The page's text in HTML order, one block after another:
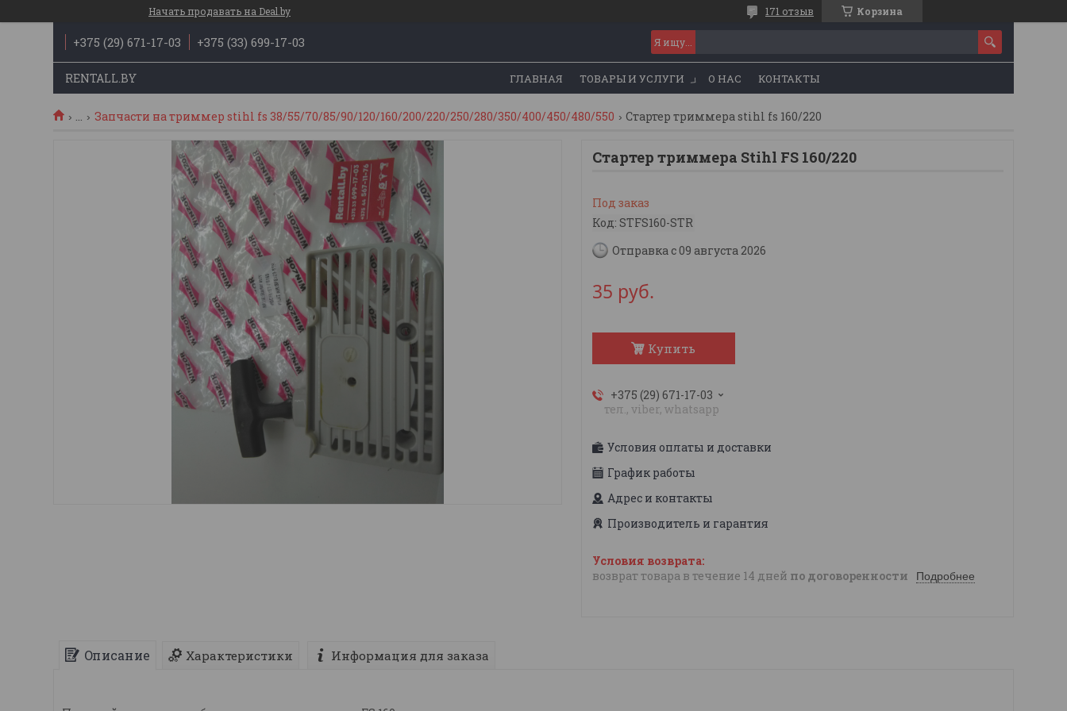
Начать продавать на Deal.by Корзина
171 отзыв
+375 (29) 671-17-03 +375 (33) 699-17-03
RENTALL.BY ГЛАВНАЯ ТОВАРЫ И УСЛУГИ О НАС КОНТАКТЫ
... Запчасти на триммер stihl fs 38/55/70/85/90/120/160/200/220/250/280/350/400/450/480/550 Стартер триммера stihl fs 160/220
Стартер триммера Stihl FS 160/220
Под заказ
Код: STFS160-STR
Отправка с 09 августа 2026
35 руб.
Купить
+375 (29) 671-17-03
тел., viber, whatsapp
Условия оплаты и доставки
График работы
Адрес и контакты
Производитель и гарантия
возврат товара в течение 14 дней по договоренности Подробнее
Описание Характеристики Информация для заказа